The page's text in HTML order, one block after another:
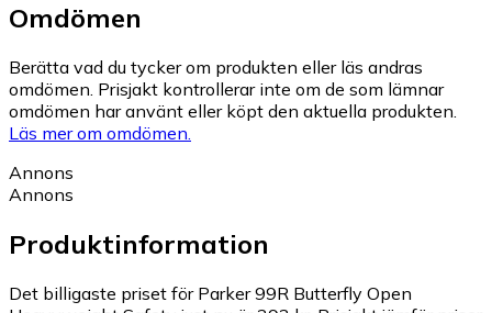
Omdömen
Berätta vad du tycker om produkten eller läs andras
omdömen. Prisjakt kontrollerar inte om de som lämnar
omdömen har använt eller köpt den aktuella produkten.
Läs mer om omdömen.
Annons
Annons
Produktinformation
Det billigaste priset för Parker 99R Butterfly Open